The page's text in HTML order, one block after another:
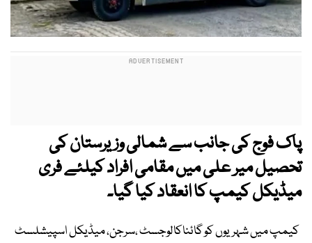
پاک فوج کی جانب سے شمالی وزیرستان کی
تحصیل میر علی میں مقامی افراد کیلئے فری
میڈیکل کیمپ کا انعقاد کیا گیا۔
کیمپ میں شہریوں کو گائناکالوجسٹ ،سرجن، میڈیکل اسپیشلسٹ